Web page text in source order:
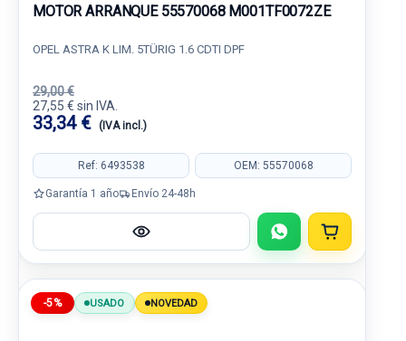
MOTOR ARRANQUE 55570068 M001TF0072ZE
OPEL ASTRA K LIM. 5TÜRIG 1.6 CDTI DPF
29,00 €
27,55 € sin IVA.
33,34 € (IVA incl.)
Ref: 6493538 OEM: 55570068
Garantía 1 año Envío 24-48h
-5% USADO NOVEDAD